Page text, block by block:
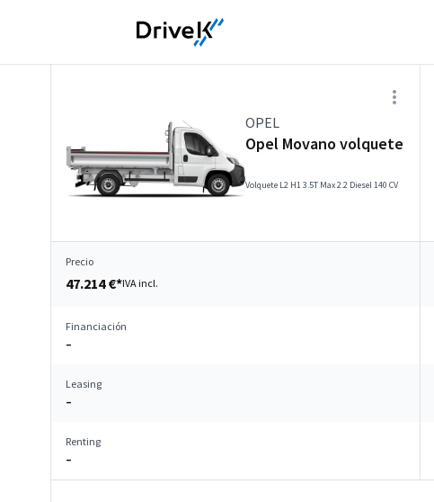
OPEL
Opel Movano volquete
Volquete L2 H1 3.5T Max 2.2 Diesel 140 CV
Precio
47.214 €*IVA incl.
Financiación
–
Leasing
–
Renting
–